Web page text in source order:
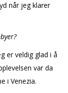
når jeg klarer
er veldig glad i å
var da
i Venezia.